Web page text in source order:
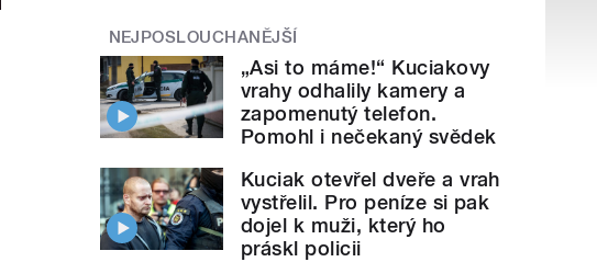
NEJPOSLOUCHANĚJŠÍ
„Asi to máme!“ Kuciakovy
vrahy odhalily kamery a
zapomenutý telefon.
Pomohl i nečekaný svědek
Kuciak otevřel dveře a vrah
vystřelil. Pro peníze si pak
dojel k muži, který ho
práskl policii